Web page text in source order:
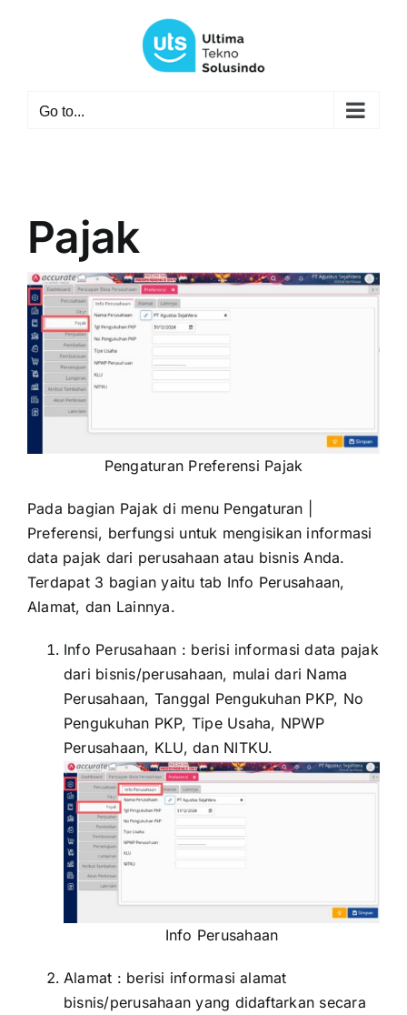
Go to...
Pajak
Pengaturan Preferensi Pajak
Pada bagian Pajak di menu Pengaturan |
Preferensi, berfungsi untuk mengisikan informasi
data pajak dari perusahaan atau bisnis Anda.
Terdapat 3 bagian yaitu tab Info Perusahaan,
Alamat, dan Lainnya.
Info Perusahaan : berisi informasi data pajak
dari bisnis/perusahaan, mulai dari Nama
Perusahaan, Tanggal Pengukuhan PKP, No
Pengukuhan PKP, Tipe Usaha, NPWP
Perusahaan, KLU, dan NITKU.
Info Perusahaan
Alamat : berisi informasi alamat
bisnis/perusahaan yang didaftarkan secara